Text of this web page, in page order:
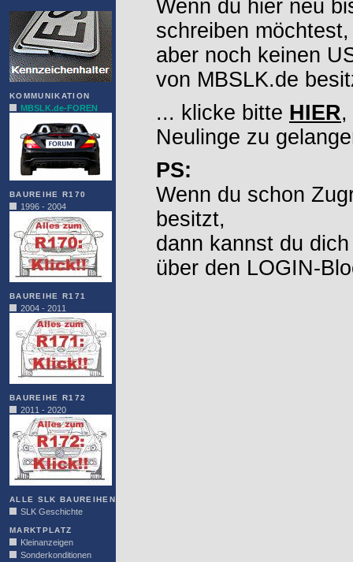
KOMMUNIKATION
MBSLK.de-FOREN
BAUREIHE R170
1996 - 2004
BAUREIHE R171
2004 - 2011
BAUREIHE R172
2011 - 2020
ALLE SLK BAUREIHEN
SLK Geschichte
MARKTPLATZ
Kleinanzeigen
Sonderkonditionen
Wenn du hier neu
schreiben möchtest,
aber noch keinen
von MBSLK.de
... klicke bitte HIER,
Neulinge zu
PS:
Wenn du schon
besitzt,
dann kannst du
über den LOGIN-